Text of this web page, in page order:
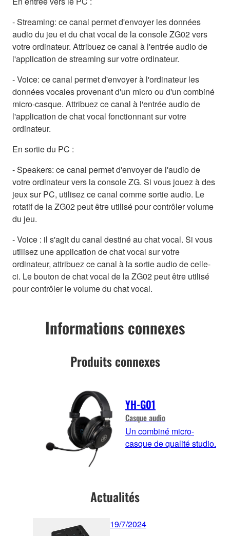
- Streaming: ce canal permet d'envoyer les données
audio du jeu et du chat vocal de la console ZG02 vers
votre ordinateur. Attribuez ce canal à l'entrée audio de
l'application de streaming sur votre ordinateur.
- Voice: ce canal permet d'envoyer à l'ordinateur les
données vocales provenant d'un micro ou d'un combiné
micro-casque. Attribuez ce canal à l'entrée audio de
l'application de chat vocal fonctionnant sur votre
ordinateur.
En sortie du PC :
- Speakers: ce canal permet d'envoyer de l'audio de
votre ordinateur vers la console ZG. Si vous jouez à des
jeux sur PC, utilisez ce canal comme sortie audio. Le
rotatif de la ZG02 peut être utilisé pour contrôler volume
du jeu.
- Voice : il s'agit du canal destiné au chat vocal. Si vous
utilisez une application de chat vocal sur votre
ordinateur, attribuez ce canal à la sortie audio de celle-
ci. Le bouton de chat vocal de la ZG02 peut être utilisé
pour contrôler le volume du chat vocal.
Informations connexes
Produits connexes
YH-G01
Casque audio
Un combiné micro-
casque de qualité studio.
Actualités
19/7/2024